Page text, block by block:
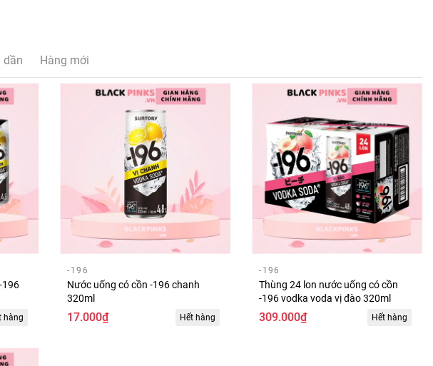
dần Hàng mới
196
hàng
-196
Nước uống có cồn -196 chanh
320ml
17.000₫ Hết hàng
-196
Thùng 24 lon nước uống có cồn
-196 vodka voda vị đào 320ml
309.000₫ Hết hàng